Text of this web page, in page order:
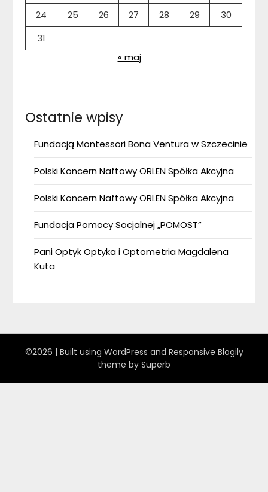
24
25 26 27 28 29
30
31
« maj
Ostatnie wpisy
Fundacją Montessori Bona Ventura w Szczecinie
Polski Koncern Naftowy ORLEN Spółka Akcyjna
Polski Koncern Naftowy ORLEN Spółka Akcyjna
Fundacja Pomocy Socjalnej „POMOST”
Pani Optyk Optyka i Optometria Magdalena
Kuta
©2026 | Built using WordPress and Responsive Blogily
theme by Superb